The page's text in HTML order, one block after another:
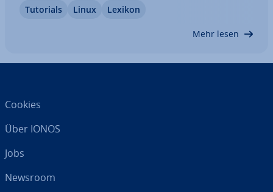
Einstig in die Arbeit mit dem Terminal er­leich­tern.
Tutorials Linux Lexikon
Mehr lesen
Cookies
Über IONOS
Jobs
Newsroom